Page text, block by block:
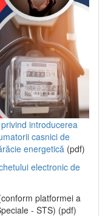
introducerea
casnici de
energetică (pdf)
electronic de
platformei a
- STS) (pdf)